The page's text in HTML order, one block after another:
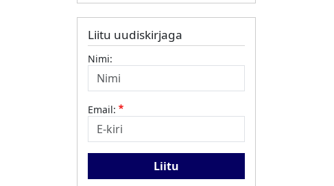
Liitu uudiskirjaga
Nimi:
Email: